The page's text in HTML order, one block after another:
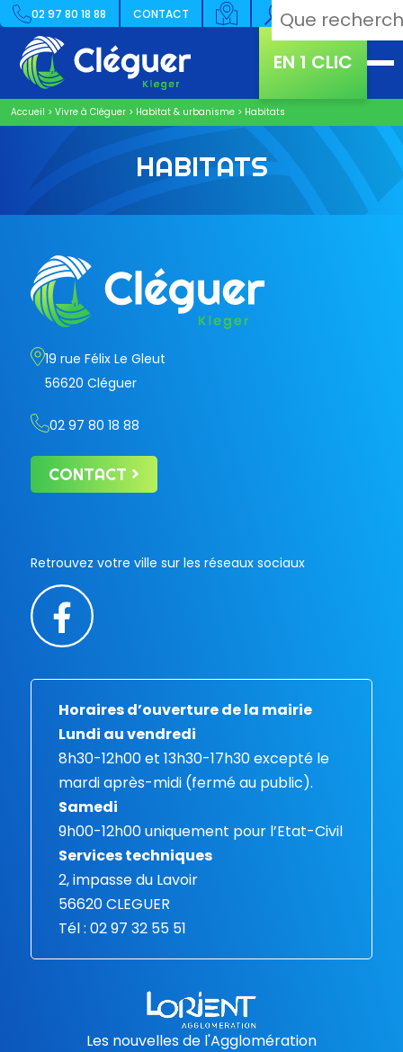
02 97 80 18 88 CONTACT
EN 1 CLIC
Accueil > Vivre à Cléguer > Habitat & urbanisme > Habitats
HABITATS
19 rue Félix Le Gleut
56620 Cléguer
02 97 80 18 88
CONTACT
Retrouvez votre ville sur les réseaux sociaux
Horaires d’ouverture de la mairie
Lundi au vendredi
8h30-12h00 et 13h30-17h30 excepté le
mardi après-midi (fermé au public).
Samedi
9h00-12h00 uniquement pour l’Etat-Civil
Services techniques
2, impasse du Lavoir
56620 CLEGUER
Tél : 02 97 32 55 51
Les nouvelles de l'Agglomération